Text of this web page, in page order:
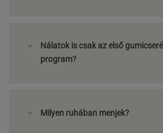
Nálatok is csak az első
program?
Milyen ruhában menjek?